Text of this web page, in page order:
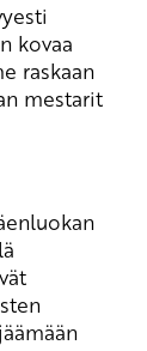
kovaa
raskaan
mestarit